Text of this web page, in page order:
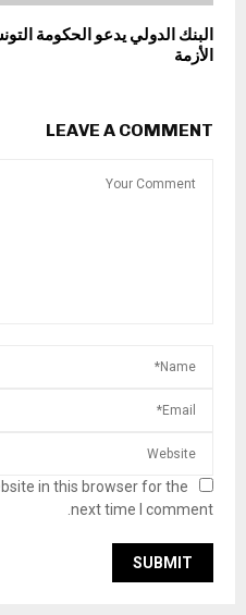
البنك الدولي يدعو الحكومة
الأزمة
LEAVE A COMMENT
in this browser for the
next time I comment.